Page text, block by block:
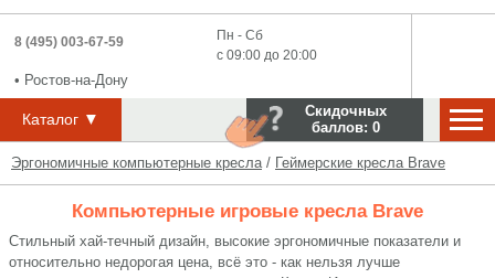
8 (495) 003-67-59
• Ростов-на-Дону
Пн - Сб
с 09:00 до 20:00
Каталог ▼
Скидочных
баллов: 0
Эргономичные компьютерные кресла / Геймерские кресла Brave
Компьютерные игровые кресла Brave
Стильный хай-течный дизайн, высокие эргономичные показатели и
относительно недорогая цена, всё это - как нельзя лучше